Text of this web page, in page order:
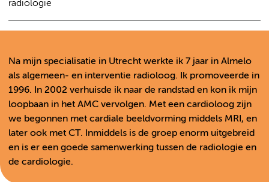
radiologie
Na mijn specialisatie in Utrecht werkte ik 7 jaar in Almelo
als algemeen- en interventie radioloog. Ik promoveerde in
1996. In 2002 verhuisde ik naar de randstad en kon ik mijn
loopbaan in het AMC vervolgen. Met een cardioloog zijn
we begonnen met cardiale beeldvorming middels MRI, en
later ook met CT. Inmiddels is de groep enorm uitgebreid
en is er een goede samenwerking tussen de radiologie en
de cardiologie.